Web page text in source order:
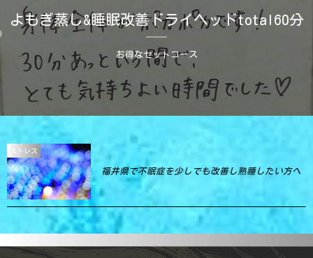
よもぎ蒸し&睡眠改善ドライヘッドtotal60分
お得なセットコース
ストレス
福井県で不眠症を少しでも改善し熟睡したい方へ